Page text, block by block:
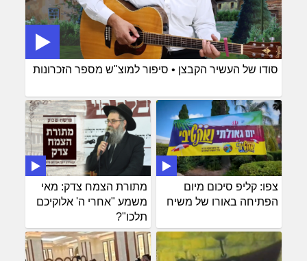
סודו של העשיר הקבצן • סיפור למוצ"ש מספר הזכרונות
מתורת הצמח צדק: מאי
משמע "אחרי ה' אלוקיכם
תלכו"?
צפו: קליפ סיכום מיום
הפתיחה באורו של משיח